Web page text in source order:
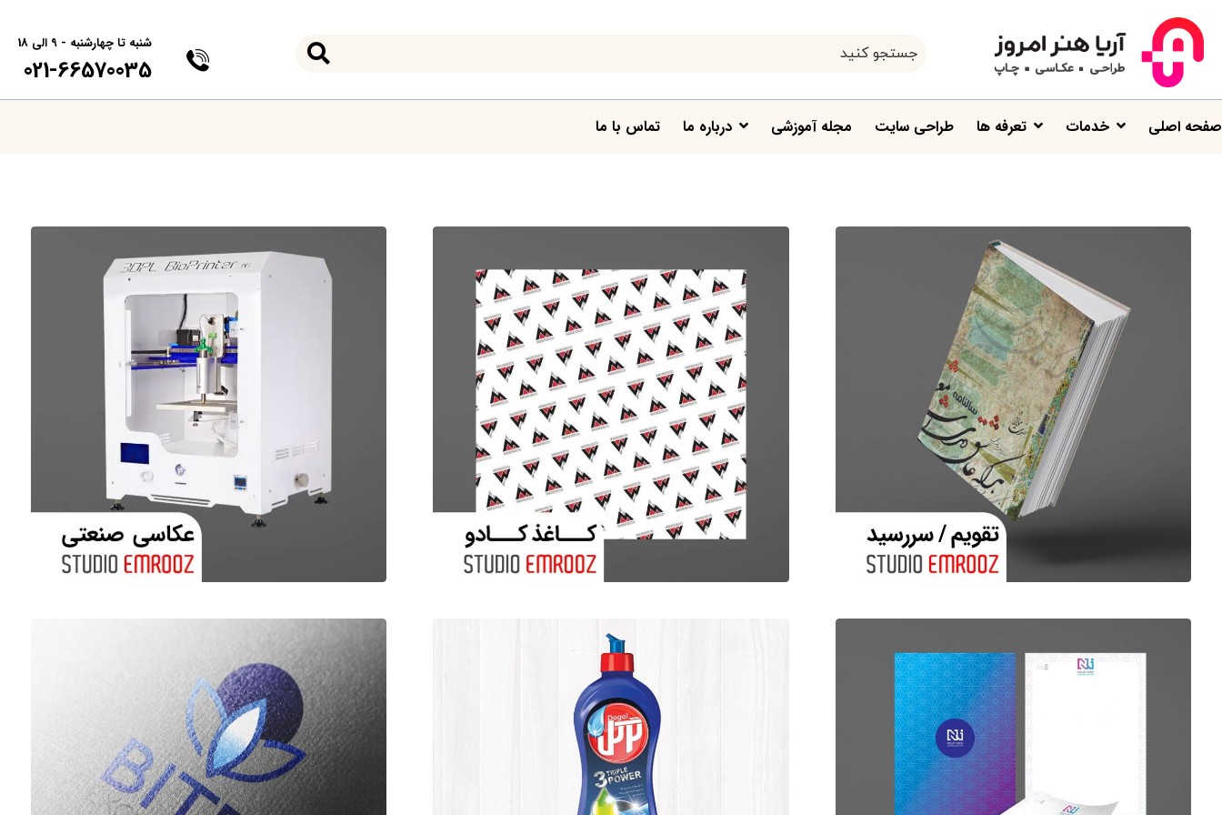
شنبه تا چهارشنبه - 9 الی 18
021-66570035
صفحه اصلی خدمات تعرفه ها طراحی سایت مجله آموزشی درباره ما تماس با ما